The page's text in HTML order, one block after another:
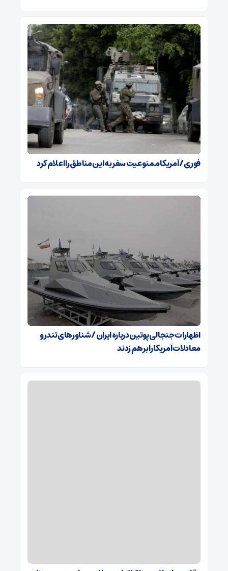
فوری / آمریکا ممنوعیت سفر به این مناطق را اعلام کرد
اظهارات جنجالی پوتین درباره ایران / شناورهای تندرو
معادلات آمریکا را برهم زدند